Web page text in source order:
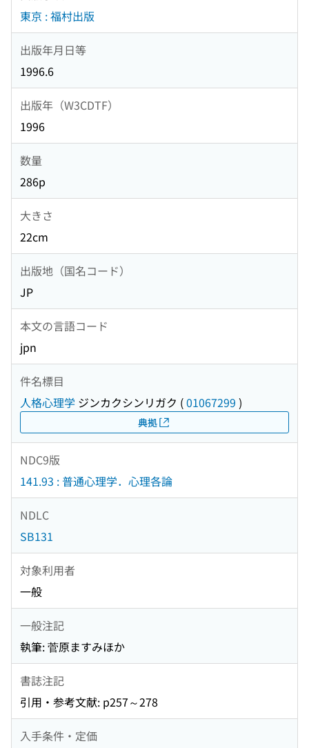
東京 : 福村出版
出版年月日等
1996.6
出版年（W3CDTF）
1996
数量
286p
大きさ
22cm
出版地（国名コード）
JP
本文の言語コード
jpn
件名標目
人格心理学 ジンカクシンリガク (01067299 )
典拠
NDC9版
141.93 : 普通心理学．心理各論
NDLC
SB131
対象利用者
一般
一般注記
執筆: 菅原ますみほか
書誌注記
引用・参考文献: p257～278
入手条件・定価